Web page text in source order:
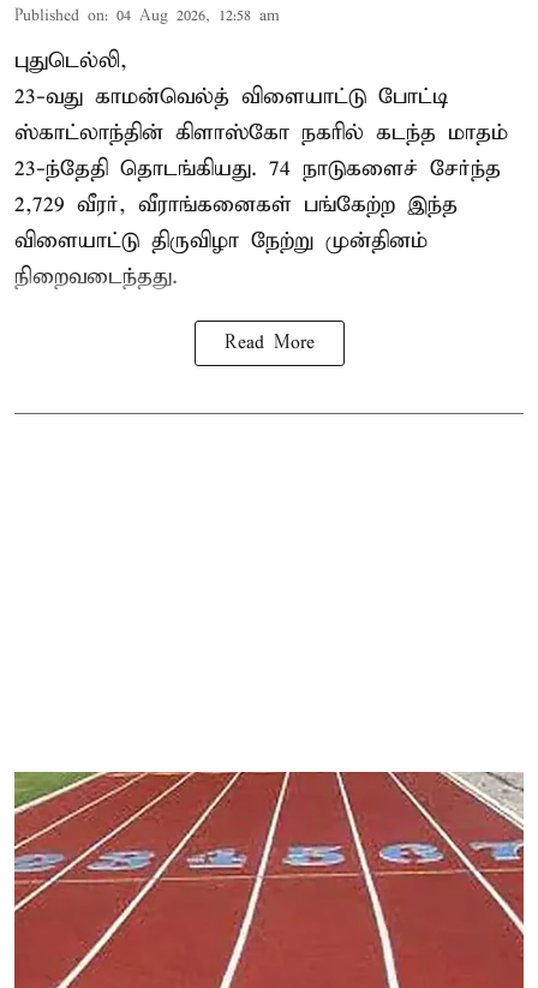
Published on: 04 Aug 2026, 12:58 am
புதுடெல்லி,
23-வது காமன்வெல்த் விளையாட்டு போட்டி
ஸ்காட்லாந்தின் கிளாஸ்கோ நகரில் கடந்த மாதம்
23-ந்தேதி தொடங்கியது. 74 நாடுகளைச் சேர்ந்த
2,729 வீரர், வீராங்கனைகள் பங்கேற்ற இந்த
விளையாட்டு திருவிழா நேற்று முன்தினம்
நிறைவடைந்தது.
Read More